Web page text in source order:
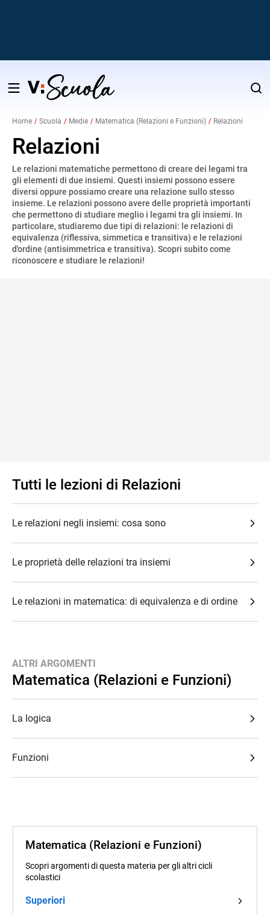
Salta
contenuto
Home Scuola Medie Matematica (Relazioni e Funzioni) Relazioni
Relazioni
Le relazioni matematiche permettono di creare dei legami tra
gli elementi di due insiemi. Questi insiemi possono essere
diversi oppure possiamo creare una relazione sullo stesso
insieme. Le relazioni possono avere delle proprietà importanti
che permettono di studiare meglio i legami tra gli insiemi. In
particolare, studiaremo due tipi di relazioni: le relazioni di
equivalenza (riflessiva, simmetica e transitiva) e le relazioni
d'ordine (antisimmetrica e transitiva). Scopri subito come
riconoscere e studiare le relazioni!
Tutti le lezioni di Relazioni
Le relazioni negli insiemi: cosa sono
Le proprietà delle relazioni tra insiemi
Le relazioni in matematica: di equivalenza e di ordine
ALTRI ARGOMENTI
Matematica (Relazioni e Funzioni)
La logica
Funzioni
Matematica (Relazioni e Funzioni)
Scopri argomenti di questa materia per gli altri cicli
scolastici
Superiori